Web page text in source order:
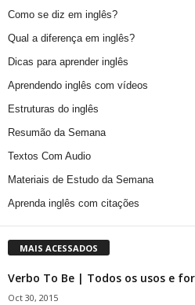
Como se diz em inglês?
Qual a diferença em inglês?
Dicas para aprender inglês
Aprendendo inglês com vídeos
Estruturas do inglês
Resumão da Semana
Textos Com Audio
Materiais de Estudo da Semana
Aprenda inglês com citações
MAIS ACESSADOS
Verbo To Be | Todos os usos e
Oct 30, 2015